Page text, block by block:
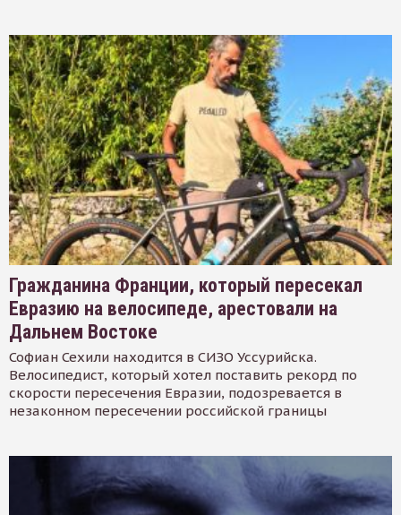
Гражданина Франции, который пересекал
Евразию на велосипеде, арестовали на
Дальнем Востоке
Софиан Сехили находится в СИЗО Уссурийска.
Велосипедист, который хотел поставить рекорд по
скорости пересечения Евразии, подозревается в
незаконном пересечении российской границы